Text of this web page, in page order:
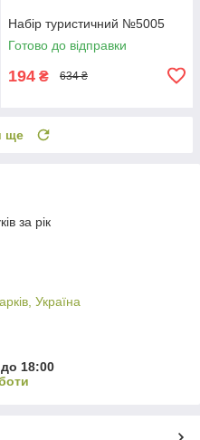
Набір туристичний №5005
Готово до відправки
194 ₴ 634 ₴
ще
за рік
Україна
18:00